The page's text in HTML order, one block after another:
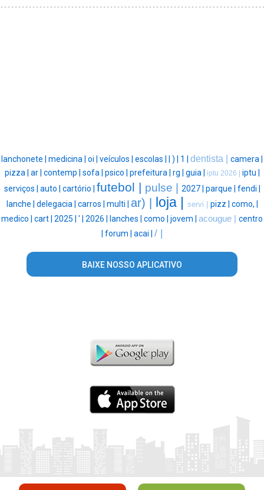
lanchonete | medicina | oi | veículos | escolas | ) | 1 | dentista | camera |
pizza | ar | contemp | sofa | psico | prefeitura | rg | guia | iptu 2026 | iptu |
serviços | auto | cartório | futebol | pulse | 2027 | parque | fendi |
lanche | delegacia | carros | multi | ar) | loja | servi | pizz | como, |
medico | cart | 2025 | ' | 2026 | lanches | como | jovem | acougue | centro
forum | acai | / |
BAIXE NOSSO APLICATIVO